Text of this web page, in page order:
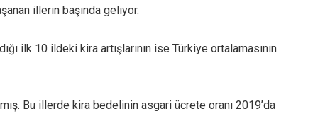
illerin başında geliyor.
ilk 10 ildeki kira artışlarının ise Türkiye ortalamasının
Bu illerde kira bedelinin asgari ücrete oranı 2019’da